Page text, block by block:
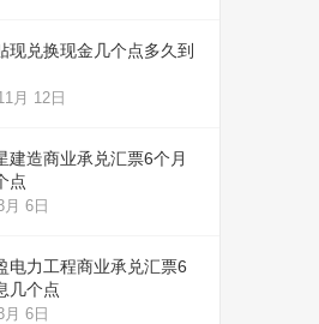
现兑换现金几个点多久到
月 12日
建造商业承兑汇票6个月
点
6日
电力工程商业承兑汇票6
几个点
6日